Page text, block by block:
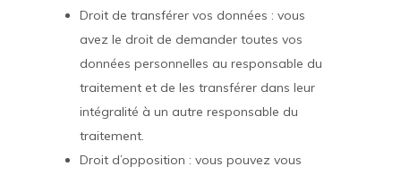
Droit de transférer vos données : vous
avez le droit de demander toutes vos
données personnelles au responsable du
traitement et de les transférer dans leur
intégralité à un autre responsable du
traitement.
Droit d’opposition : vous pouvez vous